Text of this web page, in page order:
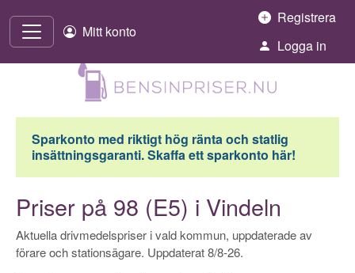
Mitt konto
Registrera
Logga in
Sparkonto med riktigt hög ränta och statlig
insättningsgaranti. Skaffa ett sparkonto här!
Priser på 98 (E5) i Vindeln
Aktuella drivmedelspriser i vald kommun, uppdaterade av
förare och stationsägare. Uppdaterat 8/8-26.